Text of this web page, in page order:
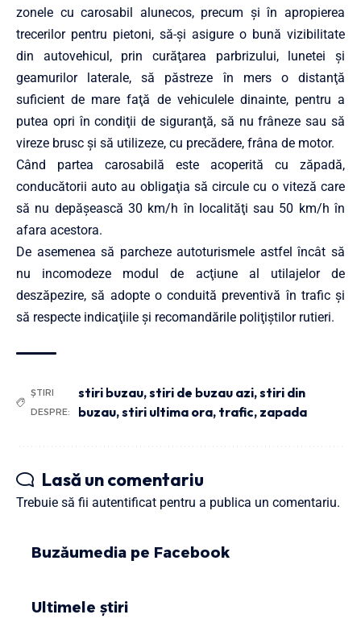
zonele cu carosabil alunecos, precum şi în apropierea
trecerilor pentru pietoni, să-şi asigure o bună vizibilitate
din autovehicul, prin curăţarea parbrizului, lunetei şi
geamurilor laterale, să păstreze în mers o distanţă
suficient de mare faţă de vehiculele dinainte, pentru a
putea opri în condiţii de siguranţă, să nu frâneze sau să
vireze brusc şi să utilizeze, cu precădere, frâna de motor.
Când partea carosabilă este acoperită cu zăpadă,
conducătorii auto au obligaţia să circule cu o viteză care
să nu depăşească 30 km/h în localităţi sau 50 km/h în
afara acestora.
De asemenea să parcheze autoturismele astfel încât să
nu incomodeze modul de acţiune al utilajelor de
deszăpezire, să adopte o conduită preventivă în trafic şi
să respecte indicaţiile şi recomandările poliţiştilor rutieri.
ȘTIRI
DESPRE:
stiri buzau,stiri de buzau azi,stiri din
buzau,stiri ultima ora, trafic, zapada
Lasă un comentariu
Trebuie să fii autentificat pentru a publica un comentariu.
Buzăumedia pe Facebook
Ultimele știri